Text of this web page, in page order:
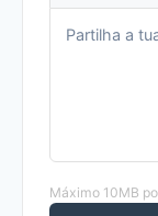
Máximo 10MB